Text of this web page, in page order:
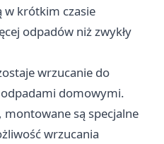
krótkim czasie
odpadów niż zwykły
wrzucanie do
domowymi.
montowane są specjalne
wrzucania